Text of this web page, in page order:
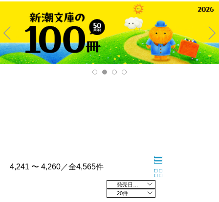
Pre
v
Ne
xt
4,241 〜 4,260／全4,565件
20件